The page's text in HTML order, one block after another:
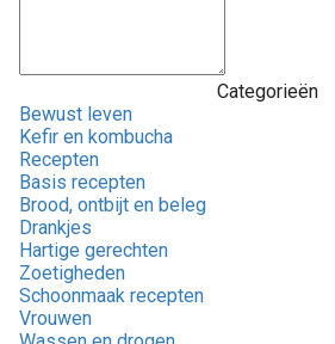
Categorieën
Bewust leven
Kefir en kombucha
Recepten
Basis recepten
Brood, ontbijt en beleg
Drankjes
Hartige gerechten
Zoetigheden
Schoonmaak recepten
Vrouwen